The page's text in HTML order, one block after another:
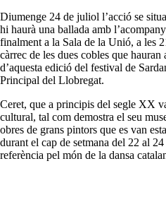
Diumenge 24 de juliol l’acció se
hi haurà una ballada amb
finalment a la Sala de la Unió, a les
càrrec de les dues cobles que hauran
d’aquesta edició del festival de
Principal del Llobregat.
Ceret, que a principis del segle XX
cultural, tal com demostra el seu
obres de grans pintors que es van
durant el cap de setmana del 22 al
referència pel món de la dansa